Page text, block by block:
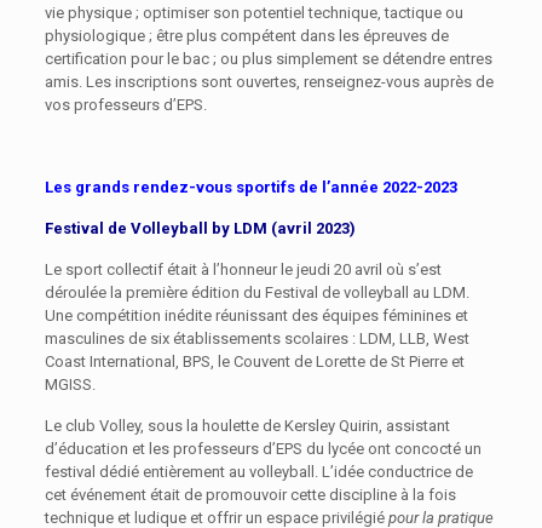
vie physique ; optimiser son potentiel technique, tactique ou
physiologique ; être plus compétent dans les épreuves de
certification pour le bac ; ou plus simplement se détendre entres
amis. Les inscriptions sont ouvertes, renseignez-vous auprès de
vos professeurs d’EPS.
Les grands rendez-vous sportifs de l’année 2022-2023
Festival de Volleyball by LDM (avril 2023)
Le sport collectif était à l’honneur le jeudi 20 avril où s’est
déroulée la première édition du Festival de volleyball au LDM.
Une compétition inédite réunissant des équipes féminines et
masculines de six établissements scolaires : LDM, LLB, West
Coast International, BPS, le Couvent de Lorette de St Pierre et
MGISS.
Le club Volley, sous la houlette de Kersley Quirin, assistant
d’éducation et les professeurs d’EPS du lycée ont concocté un
festival dédié entièrement au volleyball. L’idée conductrice de
cet événement était de promouvoir cette discipline à la fois
technique et ludique et offrir un espace privilégié pour la pratique